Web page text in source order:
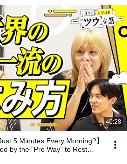
40:28
5 Minutes Every Morning?】
by the "Pro Way" to Rest